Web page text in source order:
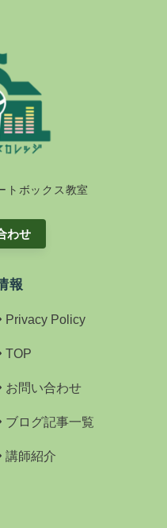
トボックス教室
わせ
報
Privacy Policy
TOP
お問い合わせ
ブログ記事一覧
講師紹介